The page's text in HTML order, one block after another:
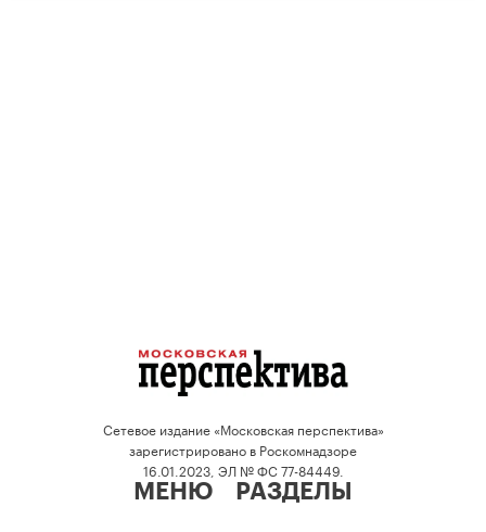
Сетевое издание «Московская перспектива»
зарегистрировано в Роскомнадзоре
16.01.2023, ЭЛ № ФС 77-84449.
МЕНЮ РАЗДЕЛЫ